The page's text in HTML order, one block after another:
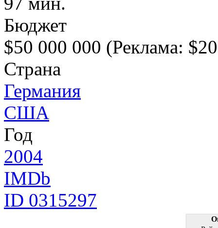
Бюджет
$50 000 000 (Реклама:
Страна
Германия
США
Год
2004
IMDb
ID 0315297